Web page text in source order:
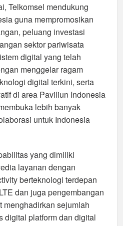
Telkomsel mendukung
guna mempromosikan
peluang investasi
sektor pariwisata
digital yang telah
menggelar ragam
digital terkini, serta
di area Paviliun Indonesia
lebih banyak
untuk Indonesia
yang dimiliki
layanan dengan
berteknologi terdepan
dan juga pengembangan
menghadirkan sejumlah
digital platform dan digital